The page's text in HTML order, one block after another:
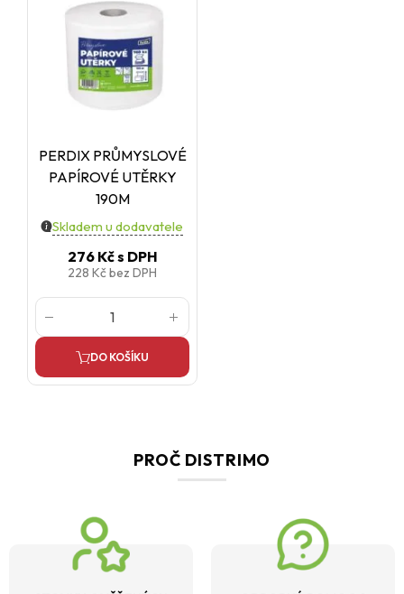
PERDIX PRŮMYSLOVÉ
PAPÍROVÉ UTĚRKY
190M
Skladem u dodavatele
276 Kčs DPH
228 Kčbez DPH
DO KOŠÍKU
PROČ DISTRIMO